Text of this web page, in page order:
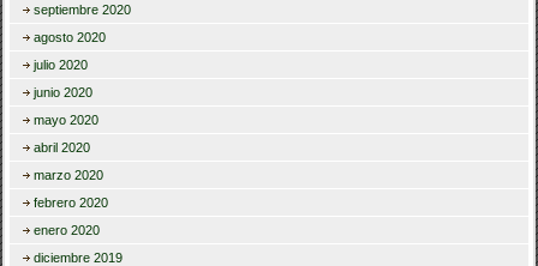
septiembre 2020
agosto 2020
julio 2020
junio 2020
mayo 2020
abril 2020
marzo 2020
febrero 2020
enero 2020
diciembre 2019